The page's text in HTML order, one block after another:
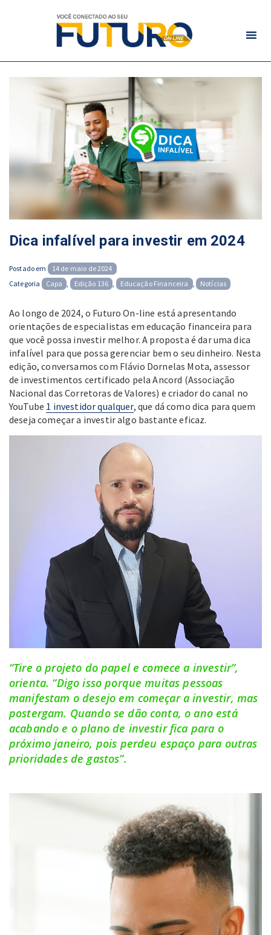
Dica infalível para investir em 2024
Postado em Posted
on
14 de maio de 2024
Categoria
Capa , Edição 136 , Educação Financeira , Notícias
Ao longo de 2024, o Futuro On-line está apresentando
orientações de especialistas em educação financeira para
que você possa investir melhor. A proposta é dar uma dica
infalível para que possa gerenciar bem o seu dinheiro. Nesta
edição, conversamos com Flávio Dornelas Mota, assessor
de investimentos certificado pela Ancord (Associação
Nacional das Corretoras de Valores) e criador do canal no
YouTube 1 investidor qualquer, que dá como dica para quem
deseja começar a investir algo bastante eficaz.
“Tire o projeto do papel e comece a investir”,
orienta. “Digo isso porque muitas pessoas
manifestam o desejo em começar a investir, mas
postergam. Quando se dão conta, o ano está
acabando e o plano de investir fica para o
próximo janeiro, pois perdeu espaço para outras
prioridades de gastos”.